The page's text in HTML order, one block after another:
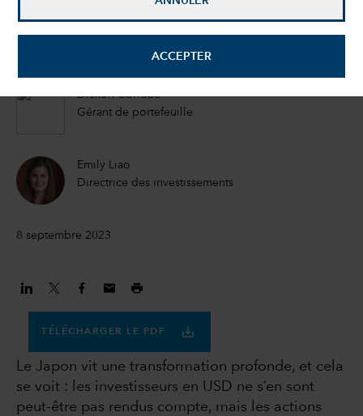
ACCEPTER
Akira Horiguchi
Dickon Corrado
Gérant de portefeuille
Emily Liao
Directrice des investissements
8 septembre 2023
TÉLÉCHARGER LE PDF
Le Japon vit une transformation profonde, et cela
se voit : les investisseurs en USD ne s’en sont
peut-être pas rendus compte, mais les actions